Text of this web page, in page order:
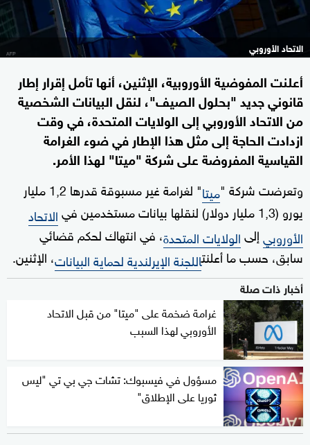
الاتحاد الأوروبي
أعلنت المفوضية الأوروبية، الإثنين، أنها تأمل إقرار إطار
قانوني جديد "بحلول الصيف"، لنقل البيانات الشخصية
من الاتحاد الأوروبي إلى الولايات المتحدة، في وقت
ازدادت الحاجة إلى مثل هذا الإطار في ضوء الغرامة
القياسية المفروضة على شركة "ميتا" لهذا الأمر.
وتعرضت شركة "ميتا
" لغرامة غير مسبوقة قدرها 1,2 مليار
يورو (1,3 مليار دولار) لنقلها بيانات مستخدمين في
الاتحاد
الأوروبيإلىالولايات المتحدة، في انتهاك لحكم قضائي
سابق، حسب ما أعلنتاللجنة الإيرلندية لحماية البيانات، الإثنين.
أخبار ذات صلة
غرامة ضخمة على "ميتا" من قبل الاتحاد
الأوروبي لهذا السبب
مسؤول في فيسبوك: تشات جي بي تي "ليس
ثوريا على الإطلاق"